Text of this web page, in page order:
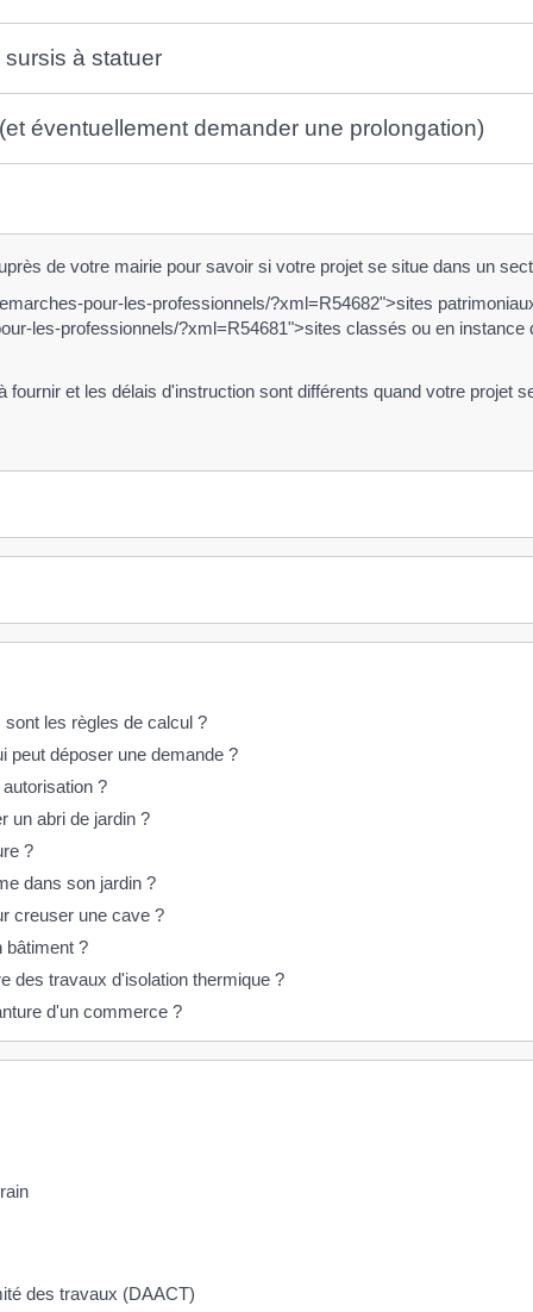
à statuer
éventuellement demander une prolongation)
de votre mairie pour savoir si votre projet se situe dans un
pour-les-professionnels/?xml=R54682">sites
les-professionnels/?xml=R54681">sites classés ou en
et les délais d'instruction sont différents quand votre projet
les règles de calcul ?
peut déposer une demande ?
?
un abri de jardin ?
?
dans son jardin ?
creuser une cave ?
bâtiment ?
des travaux d'isolation thermique ?
d'un commerce ?
des travaux (DAACT)